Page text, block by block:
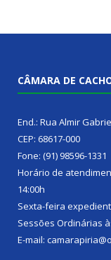
CÂMARA DE
End.: Rua Almir
CEP: 68617-000
Fone: (91) 98596-1331
Horário de
14:00h
Sexta-feira
Sessões Ordinárias
E-mail: